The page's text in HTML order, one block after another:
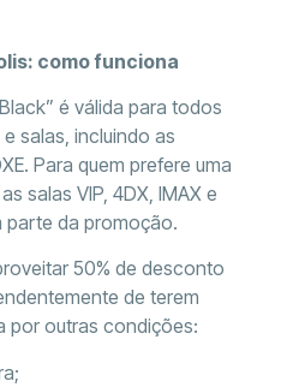
como funciona
é válida para todos
salas, incluindo as
Para quem prefere uma
salas VIP, 4DX, IMAX e
parte da promoção.
50% de desconto
de terem
por outras condições: